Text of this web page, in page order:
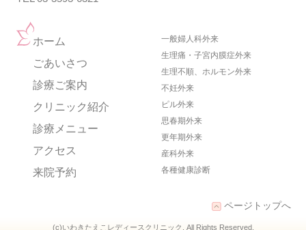
ホーム
ごあいさつ
診療ご案内
クリニック紹介
診療メニュー
アクセス
来院予約
一般婦人科外来
生理痛・子宮内膜症外来
生理不順、ホルモン外来
不妊外来
ピル外来
思春期外来
更年期外来
産科外来
各種健康診断
ページトップへ
(c)いわきたえこレディースクリニック . All Rights Reserved.